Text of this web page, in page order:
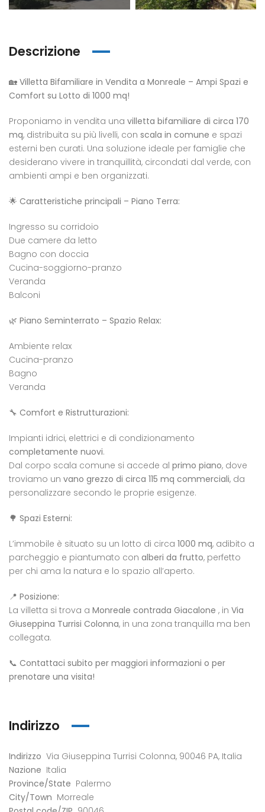
Descrizione
🏡 Villetta Bifamiliare in Vendita a Monreale – Ampi Spazi e
Comfort su Lotto di 1000 mq!
Proponiamo in vendita una villetta bifamiliare di circa 170
mq, distribuita su più livelli, con scala in comune e spazi
esterni ben curati. Una soluzione ideale per famiglie che
desiderano vivere in tranquillità, circondati dal verde, con
ambienti ampi e ben organizzati.
🌟 Caratteristiche principali – Piano Terra:
Ingresso su corridoio
Due camere da letto
Bagno con doccia
Cucina-soggiorno-pranzo
Veranda
Balconi
🌿 Piano Seminterrato – Spazio Relax:
Ambiente relax
Cucina-pranzo
Bagno
Veranda
🔧 Comfort e Ristrutturazioni:
Impianti idrici, elettrici e di condizionamento
completamente nuovi.
Dal corpo scala comune si accede al primo piano, dove
troviamo un vano grezzo di circa 115 mq commerciali, da
personalizzare secondo le proprie esigenze.
🌳 Spazi Esterni:
L’immobile è situato su un lotto di circa 1000 mq, adibito a
parcheggio e piantumato con alberi da frutto, perfetto
per chi ama la natura e lo spazio all’aperto.
📍 Posizione:
La villetta si trova a Monreale contrada Giacalone , in Via
Giuseppina Turrisi Colonna, in una zona tranquilla ma ben
collegata.
📞 Contattaci subito per maggiori informazioni o per
prenotare una visita!
Indirizzo
Indirizzo Via Giuseppina Turrisi Colonna, 90046 PA, Italia
Nazione Italia
Province/State Palermo
City/Town Morreale
Valle Corvo
Corvo, Discesa Mirio, 19, 90014 Casteldaccia PA, Italia
Contrada Grifeo
€13.000
Str. Grifeo, 90014 Casteldaccia PA, Italia
Via
Via
: Terreno
Valle Corvo
€13.000